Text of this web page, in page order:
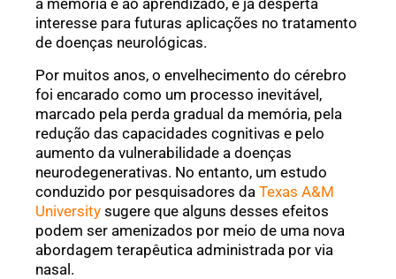
à memória e ao aprendizado, e já desperta
interesse para futuras aplicações no tratamento
de doenças neurológicas.
Por muitos anos, o envelhecimento do cérebro
foi encarado como um processo inevitável,
marcado pela perda gradual da memória, pela
redução das capacidades cognitivas e pelo
aumento da vulnerabilidade a doenças
neurodegenerativas. No entanto, um estudo
conduzido por pesquisadores da Texas A&M
University sugere que alguns desses efeitos
podem ser amenizados por meio de uma nova
abordagem terapêutica administrada por via
nasal.